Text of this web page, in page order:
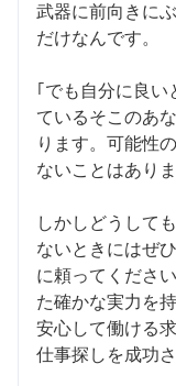
武器に前向きに
だけなんです。
｢でも自分に良
ているそこのあ
ります。可能性
ないことはありま
しかしどうして
ないときにはぜ
に頼ってくださ
た確かな実力を
安心して働ける
仕事探しを成功